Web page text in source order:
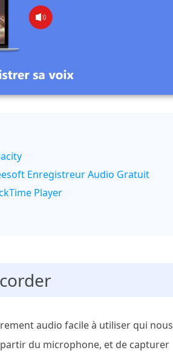
Enregistreur Audio Gratuit
Player
audio facile à utiliser qui nous
du microphone, et de capturer